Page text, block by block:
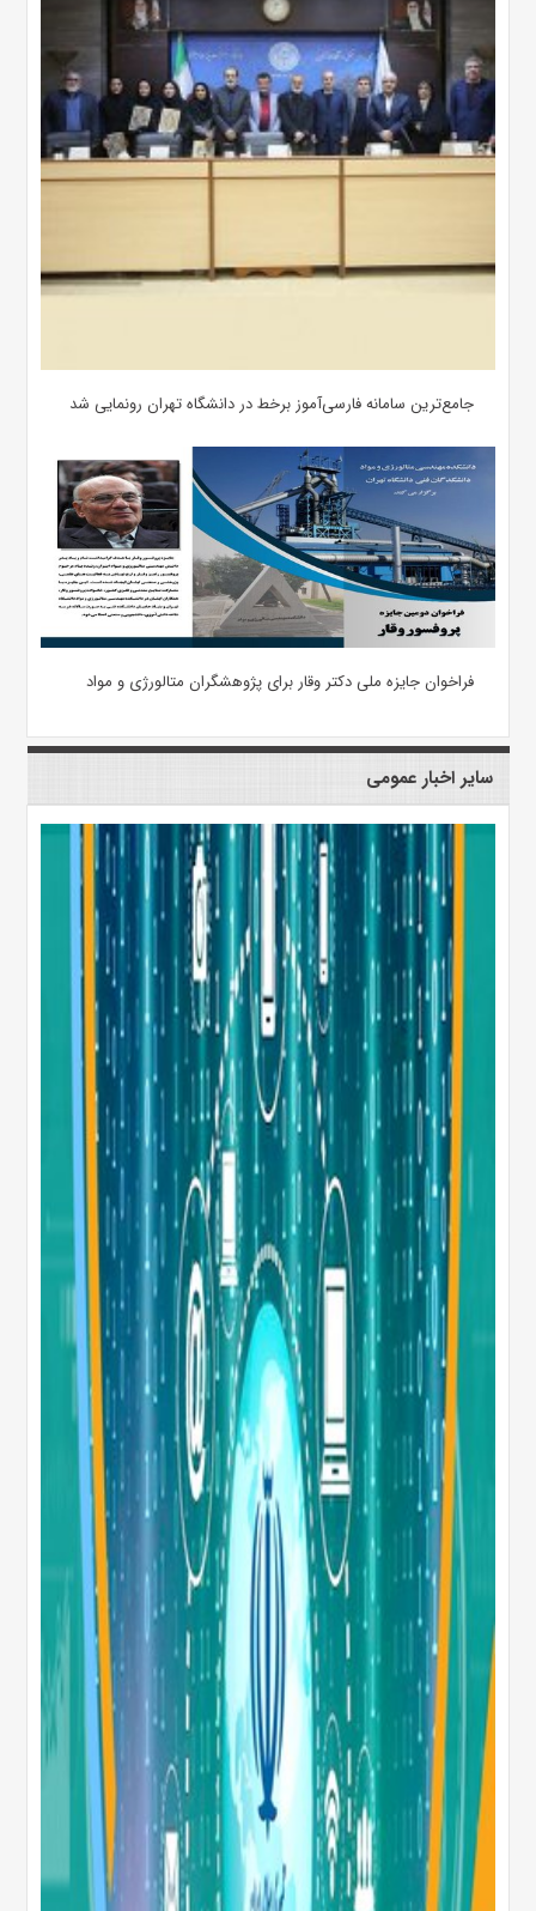
جامع‌ترین سامانه فارسی‌آموز برخط در دانشگاه تهران رونمایی شد
فراخوان جایزه ملی دکتر وقار برای پژوهشگران متالورژی و مواد
سایر اخبار عمومی